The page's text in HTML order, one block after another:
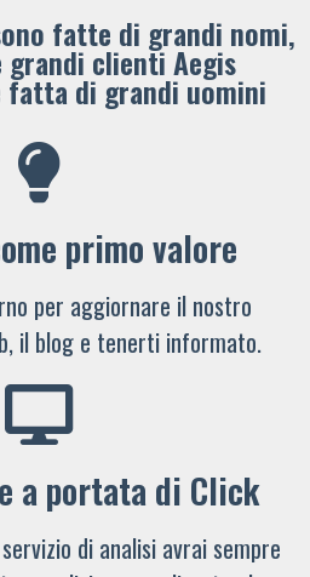
fatte di grandi nomi,
clienti ​Aegis
fatta di grandi uomini
primo valore
per aggiornare il nostro
il blog e tenerti informato.
a portata di Click
di analisi avrai sempre